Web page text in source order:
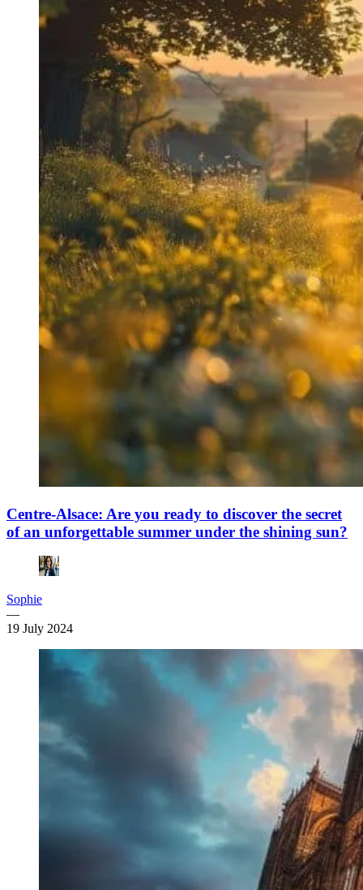
Centre-Alsace: Are you ready to discover the secret
of an unforgettable summer under the shining sun?
Sophie
—
19 July 2024